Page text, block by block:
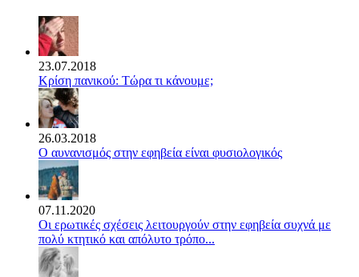
23.07.2018
Κρίση πανικού: Τώρα τι κάνουμε;
26.03.2018
Ο αυνανισμός στην εφηβεία είναι φυσιολογικός
07.11.2020
Οι ερωτικές σχέσεις λειτουργούν στην εφηβεία συχνά με
πολύ κτητικό και απόλυτο τρόπο...